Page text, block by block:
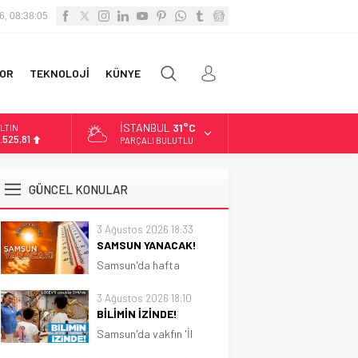
08:38:07
TEKNOLOJİ KÜNYE
47,5932
EURO
55,0919
İSTANBUL 31°C
PARÇALI BULUTLU
GÜNCEL KONULAR
3 Ağustos 2026 18:33
SAMSUN YANACAK!
Samsun'da hafta
hava etkili olacak.
Sıcaklık 31 dereceye
kadar çıkacak
3 Ağustos 2026 18:10
BİLİMİN İZİNDE!
Samsun'da vakfın 'İl